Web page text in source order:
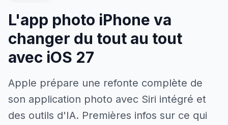
L'app photo iPhone va
changer du tout au tout
avec iOS 27
Apple prépare une refonte complète de
son application photo avec Siri intégré et
des outils d'IA. Premières infos sur ce qui